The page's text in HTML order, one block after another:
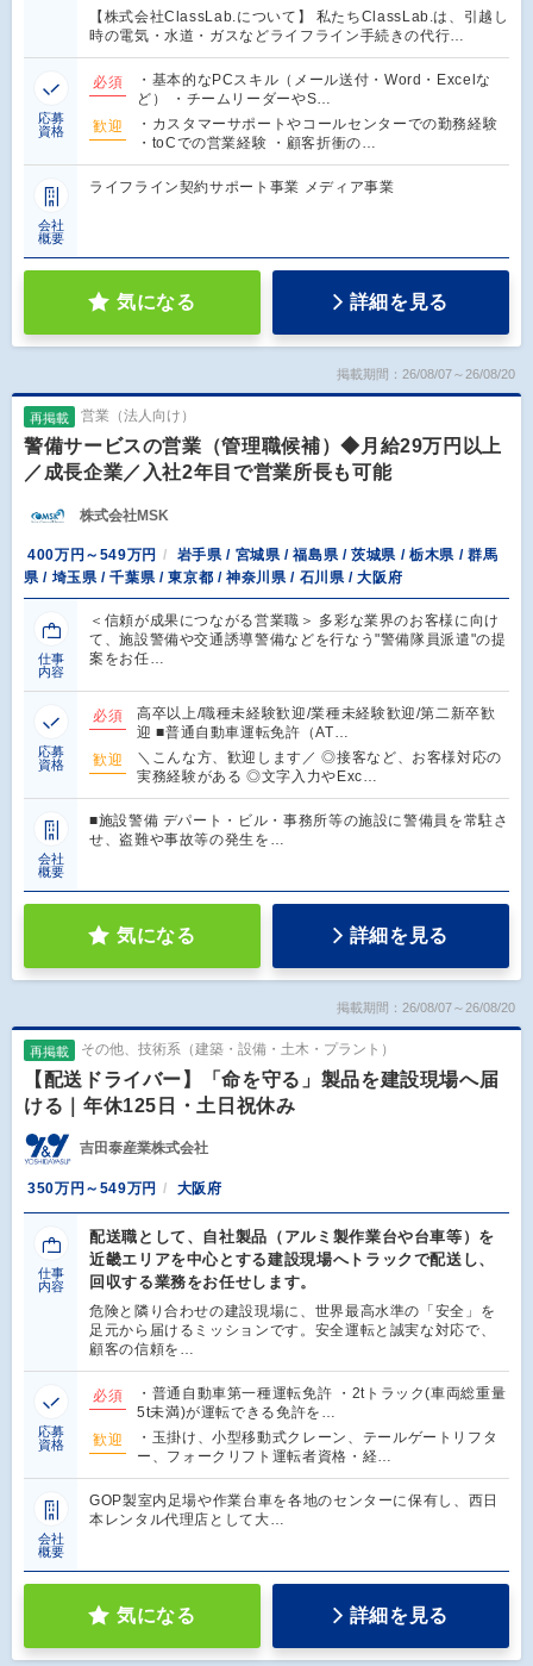
【株式会社ClassLab.について】 私たちClassLab.は、引越し
時の電気・水道・ガスなどライフライン手続きの代行…
応募
資格
必須
・基本的なPCスキル（メール送付・Word・Excelな
ど） ・チームリーダーやS…
歓迎
・カスタマーサポートやコールセンターでの勤務経験
・toCでの営業経験 ・顧客折衝の…
会社
概要
ライフライン契約サポート事業 メディア事業
気になる 詳細を見る
掲載期間：26/08/07～26/08/20
再掲載 営業（法人向け）
警備サービスの営業（管理職候補）◆月給29万円以上
／成長企業／入社2年目で営業所長も可能
株式会社MSK
400万円～549万円
岩手県 / 宮城県 / 福島県 / 茨城県 / 栃木県 / 群馬
県 / 埼玉県 / 千葉県 / 東京都 / 神奈川県 / 石川県 / 大阪府
仕事
内容
＜信頼が成果につながる営業職＞ 多彩な業界のお客様に向け
て、施設警備や交通誘導警備などを行なう"警備隊員派遣"の提
案をお任…
応募
資格
必須
高卒以上/職種未経験歓迎/業種未経験歓迎/第二新卒歓
迎 ■普通自動車運転免許（AT…
歓迎
＼こんな方、歓迎します／ ◎接客など、お客様対応の
実務経験がある ◎文字入力やExc…
会社
概要
■施設警備 デパート・ビル・事務所等の施設に警備員を常駐さ
せ、盗難や事故等の発生を…
気になる 詳細を見る
掲載期間：26/08/07～26/08/20
再掲載 その他、技術系（建築・設備・土木・プラント）
【配送ドライバー】「命を守る」製品を建設現場へ届
ける｜年休125日・土日祝休み
吉田泰産業株式会社
350万円～549万円 大阪府
仕事
内容
配送職として、自社製品（アルミ製作業台や台車等）を
近畿エリアを中心とする建設現場へトラックで配送し、
回収する業務をお任せします。
危険と隣り合わせの建設現場に、世界最高水準の「安全」を
足元から届けるミッションです。安全運転と誠実な対応で、
顧客の信頼を…
応募
資格
必須
・普通自動車第一種運転免許 ・2tトラック(車両総重量
5t未満)が運転できる免許を…
歓迎
・玉掛け、小型移動式クレーン、テールゲートリフタ
ー、フォークリフト運転者資格・経…
会社
概要
GOP製室内足場や作業台車を各地のセンターに保有し、西日
本レンタル代理店として大…
気になる 詳細を見る